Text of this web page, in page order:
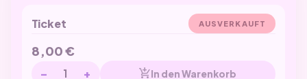
Ticket AUSVERKAUFT
8,00€
− + add_shopping_cartIn den Warenkorb